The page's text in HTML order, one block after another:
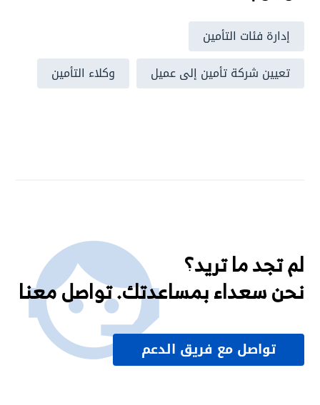
إدارة فئات التأمين
تعيين شركة تأمين إلى عميل
وكلاء التأمين
لم تجد ما تريد؟
نحن سعداء بمساعدتك. تواصل معنا
تواصل مع فريق الدعم